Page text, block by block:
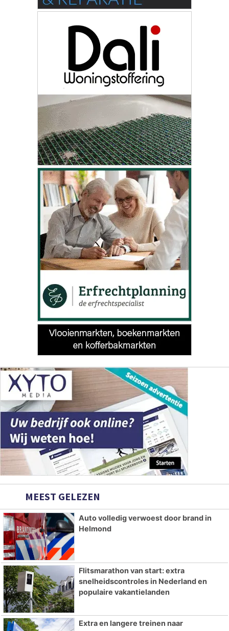
MEEST GELEZEN
Auto volledig verwoest door brand in
Helmond
Flitsmarathon van start: extra
snelheidscontroles in Nederland en
populaire vakantielanden
Extra en langere treinen naar